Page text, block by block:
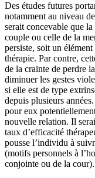
Des études futures
notamment au niveau
serait concevable que
couple ou celle de la
persiste, soit un
thérapie. Par contre,
de la crainte de perdre
diminuer les gestes
si elle est de type
depuis plusieurs
pour eux
nouvelle relation. Il
taux d’efficacité
pousse l’individu à
(motifs personnels à
conjointe ou de la cour).